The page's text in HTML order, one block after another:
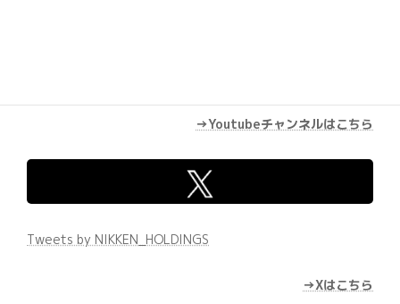
→Youtubeチャンネルはこちら
Tweets by NIKKEN_HOLDINGS
→Xはこちら